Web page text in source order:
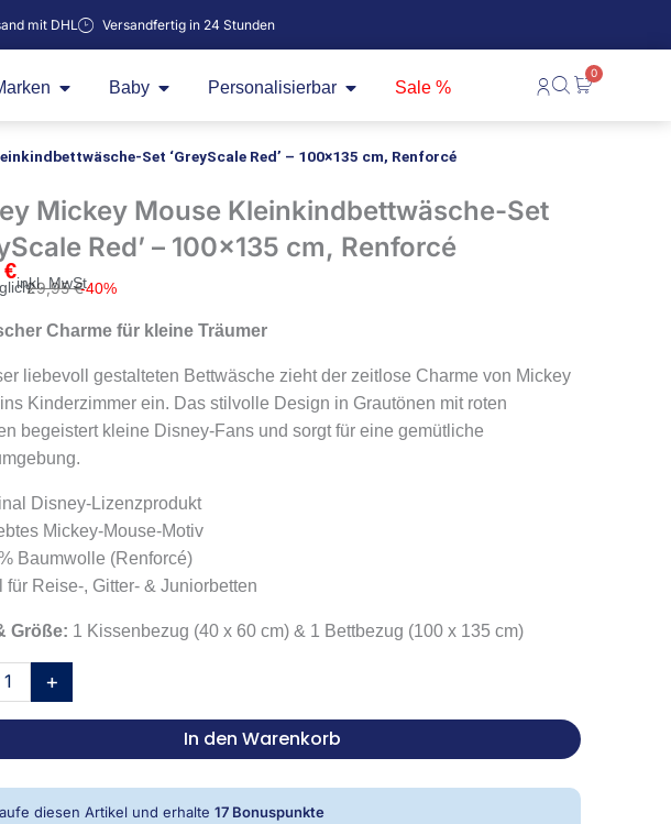
mit DHL Versandfertig in 24 Stunden
Öffne Marken
Baby Öffne BabyPersonalisierbar Öffne Personalisierbar
Sale %
0
Warenkorb
Set ‘GreyScale Red’ – 100×135 cm, Renforcé
Mickey Mouse Kleinkindbettwäsche-Set
Red’ – 100×135 cm, Renforcé
€inkl. MwSt.
29,95€Ursprünglicher
war:
29,95 €
Aktueller
ist:
17,95 €.
-40%
Charme für kleine Träumer
liebevoll gestalteten Bettwäsche zieht der zeitlose Charme von Mickey
Kinderzimmer ein. Das stilvolle Design in Grautönen mit roten
begeistert kleine Disney-Fans und sorgt für eine gemütliche
Disney-Lizenzprodukt
Mickey-Mouse-Motiv
Baumwolle (Renforcé)
für Reise-, Gitter- & Juniorbetten
Größe: 1 Kissenbezug (40 x 60 cm) & 1 Bettbezug (100 x 135 cm)
+
In den Warenkorb
diesen Artikel und erhalte 17 Bonuspunkte